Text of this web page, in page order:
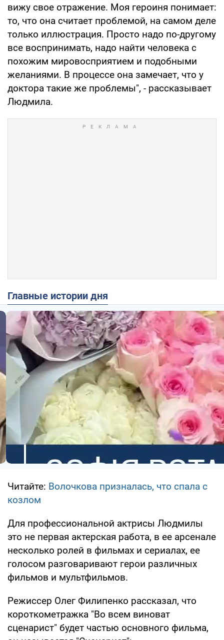
вижу свое отражение. Моя героиня понимает:
то, что она считает проблемой, на самом деле
только иллюстрация. Просто надо по-другому
все воспринимать, надо найти человека с
похожим мировосприятием и подобными
желаниями. В процессе она замечает, что у
доктора такие же проблемы", - рассказывает
Людмила.
Главные истории дня
Читайте: Волочкова призналась, что спала с
козлом
Для профессиональной актрисы Людмилы
это не первая актерская работа, в ее арсенале
несколько ролей в фильмах и сериалах, ее
голосом разговаривают герои различных
фильмов и мультфильмов.
Режиссер Олег Филипенко рассказал, что
короткометражка "Во всем виноват
сценарист" будет частью основного фильма,